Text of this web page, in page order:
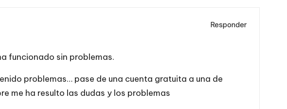
Responder
funcionado sin problemas.
problemas… pase de una cuenta gratuita a una de
me ha resulto las dudas y los problemas